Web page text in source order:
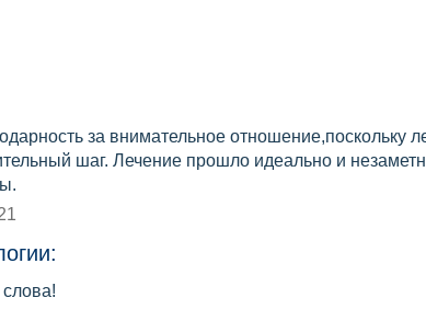
за внимательное отношение,поскольку
шаг. Лечение прошло идеально и